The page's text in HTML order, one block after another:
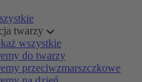
twarzy
wszystkie
do twarzy
przeciwzmarszczkowe